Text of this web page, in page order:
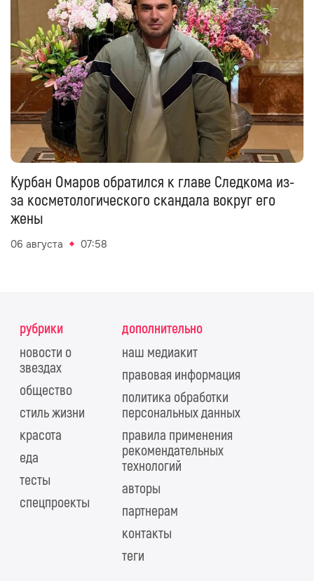
Курбан Омаров обратился к главе Следкома из-
за косметологического скандала вокруг его
жены
06 августа 07:58
рубрики
новости о
звездах
общество
стиль жизни
красота
еда
тесты
спецпроекты
дополнительно
наш медиакит
правовая информация
политика обработки
персональных данных
правила применения
рекомендательных
технологий
авторы
партнерам
контакты
теги